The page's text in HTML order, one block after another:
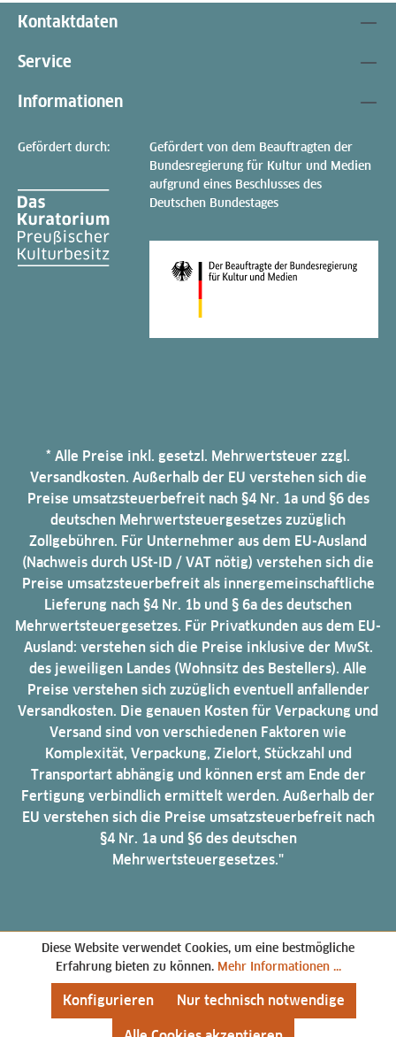
Kontaktdaten
Service
Informationen
Gefördert durch:
Gefördert von dem Beauftragten der
Bundesregierung für Kultur und Medien
aufgrund eines Beschlusses des
Deutschen Bundestages
* Alle Preise inkl. gesetzl. Mehrwertsteuer zzgl.
Versandkosten. Außerhalb der EU verstehen sich die
Preise umsatzsteuerbefreit nach §4 Nr. 1a und §6 des
deutschen Mehrwertsteuergesetzes zuzüglich
Zollgebühren. Für Unternehmer aus dem EU-Ausland
(Nachweis durch USt-ID / VAT nötig) verstehen sich die
Preise umsatzsteuerbefreit als innergemeinschaftliche
Lieferung nach §4 Nr. 1b und § 6a des deutschen
Mehrwertsteuergesetzes. Für Privatkunden aus dem EU-
Ausland: verstehen sich die Preise inklusive der MwSt.
des jeweiligen Landes (Wohnsitz des Bestellers). Alle
Preise verstehen sich zuzüglich eventuell anfallender
Versandkosten. Die genauen Kosten für Verpackung und
Versand sind von verschiedenen Faktoren wie
Komplexität, Verpackung, Zielort, Stückzahl und
Transportart abhängig und können erst am Ende der
Fertigung verbindlich ermittelt werden. Außerhalb der
EU verstehen sich die Preise umsatzsteuerbefreit nach
§4 Nr. 1a und §6 des deutschen
Mehrwertsteuergesetzes."
Diese Website verwendet Cookies, um eine bestmögliche
Erfahrung bieten zu können. Mehr Informationen ...
Nur technisch notwendige
Konfigurieren